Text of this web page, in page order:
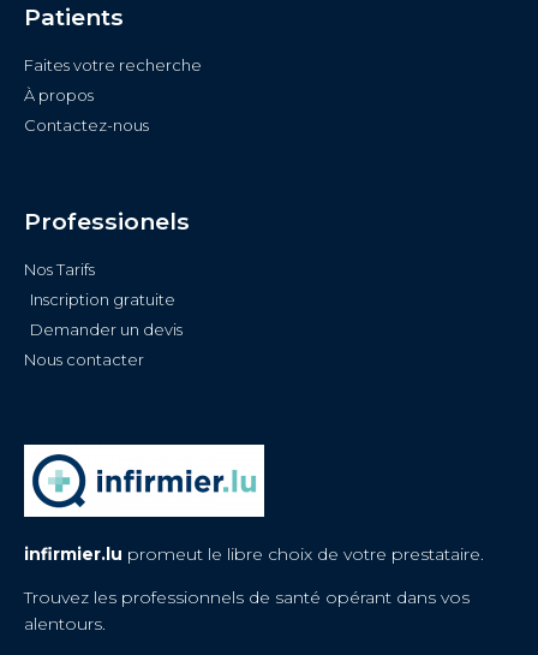
Patients
Faites votre recherche
À propos
Contactez-nous
Professionels
Nos Tarifs
Inscription gratuite
Demander un devis
Nous contacter
infirmier.lu promeut le libre choix de votre prestataire.
Trouvez les professionnels de santé opérant dans vos
alentours.